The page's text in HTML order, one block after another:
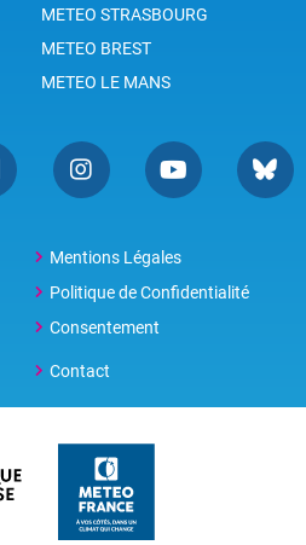
METEO STRASBOURG
METEO BREST
METEO LE MANS
Mentions Légales
Politique de Confidentialité
Consentement
Contact